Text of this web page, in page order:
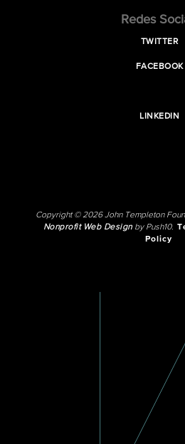
Redes
TWITTER
FACEBOOK
LINKEDIN
Copyright © 2026 John Templeton
Nonprofit Web Designby Push10.
Policy